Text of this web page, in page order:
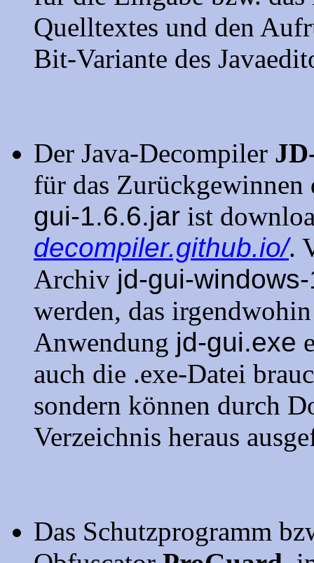
Quelltextes und den
Bit-Variante des
Der Java-Decompiler
für das Zurückgewinnen
gui-1.6.6.jar ist
decompiler.github.io/.
Archiv jd-gui-
werden, das
Anwendung jd-gui.exe
auch die .exe-Datei
sondern können durch
Verzeichnis heraus
Das Schutzprogramm